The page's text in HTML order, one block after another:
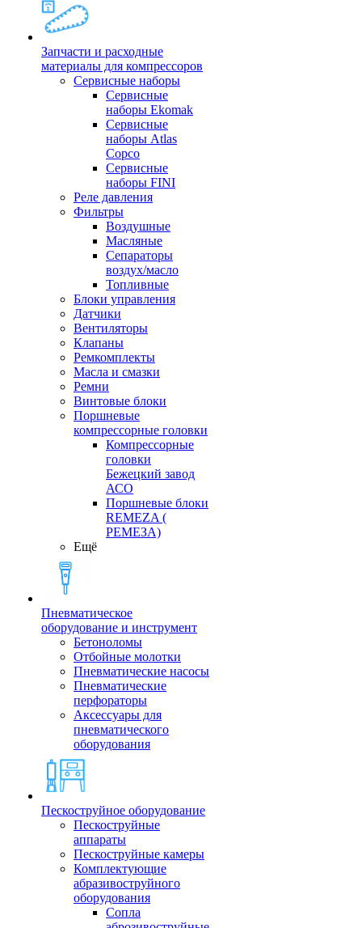
Запчасти и расходные
материалы для компрессоров
Cервисные наборы
Сервисные
наборы Ekomak
Cервисные
наборы Atlas
Copco
Сервисные
наборы FINI
Реле давления
Фильтры
Воздушные
Масляные
Сепараторы
воздух/масло
Топливные
Блоки управления
Датчики
Вентиляторы
Клапаны
Ремкомплекты
Масла и смазки
Ремни
Винтовые блоки
Поршневые
компрессорные головки
Компрессорные
головки
Бежецкий завод
АСО
Поршневые блоки
REMEZA (
РЕМЕЗА)
Ещё
Пневматическое
оборудование и инструмент
Бетоноломы
Отбойные молотки
Пневматические насосы
Пневматические
перфораторы
Аксессуары для
пневматического
оборудования
Пескоструйное оборудование
Пескоструйные
аппараты
Пескоструйные камеры
Комплектующие
абразивоструйного
оборудования
Сопла